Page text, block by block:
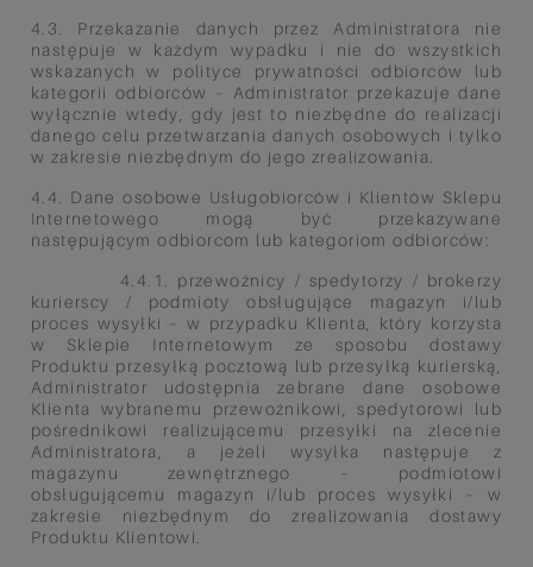
4.3. Przekazanie danych przez Administratora nie
następuje w każdym wypadku i nie do wszystkich
wskazanych w polityce prywatności odbiorców lub
kategorii odbiorców – Administrator przekazuje dane
wyłącznie wtedy, gdy jest to niezbędnedo realizacji
danego celu przetwarzania danych osobowych i tylko
w zakresie niezbędnym do jego zrealizowania.
4.4. Dane osobowe Usługobiorców i Klientów Sklepu
Internetowego mogą być przekazywane
następującym odbiorcom lub kategoriom odbiorców:
4.4.1. przewoźnicy / spedytorzy / brokerzy
kurierscy / podmioty obsługujące magazyn i/lub
proces wysyłki – w przypadku Klienta, który korzysta
w Sklepie Internetowym ze sposobu dostawy
Produktu przesyłką pocztową lub przesyłką kurierską,
Administrator udostępnia zebrane dane osobowe
Klienta wybranemu przewoźnikowi, spedytorowi lub
pośrednikowi realizującemu przesyłki na zlecenie
Administratora, a jeżeli wysyłka następuje z
magazynuzewnętrznego – podmiotowi
obsługującemu magazyn i/lub proces wysyłki – w
zakresie niezbędnym do zrealizowaniadostawy
Produktu Klientowi.